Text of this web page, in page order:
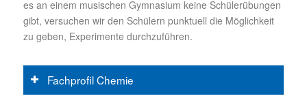
es an einem musischen Gymnasium keine Schülerübungen
gibt, versuchen wir den Schülern punktuell die Möglichkeit
zu geben, Experimente durchzuführen.
Fachprofil Chemie